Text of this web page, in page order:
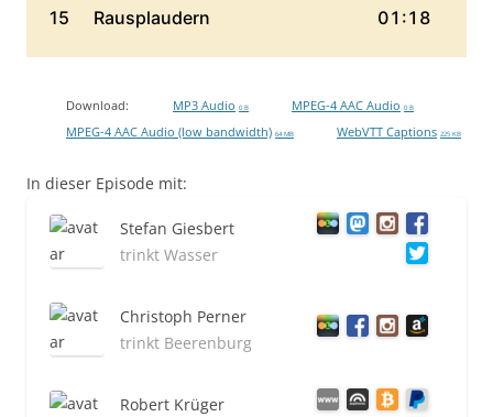
Download: MP3 Audio 0 B MPEG-4 AAC Audio 0 B
MPEG-4 AAC Audio (low bandwidth) 64 MB WebVTT Captions 225 KB
In dieser Episode mit:
Stefan Giesbert
trinkt Wasser
Christoph Perner
trinkt Beerenburg
Robert Krüger